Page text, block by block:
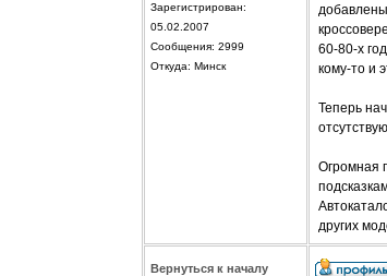
Зарегистрирован:
05.02.2007
Сообщения: 2999
Откуда: Минск
кроссовере
60-80-х
кому-то и
Теперь
Огромная
других
Вернуться к началу